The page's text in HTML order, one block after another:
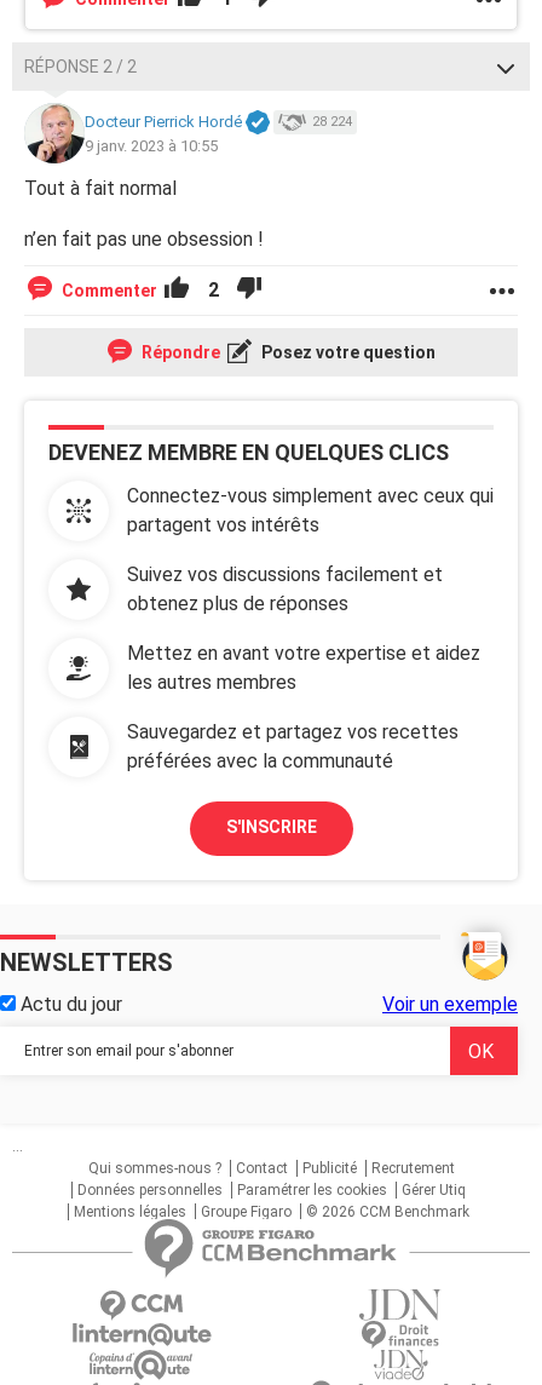
RÉPONSE 2 / 2
Docteur Pierrick Hordé 28 224
9 janv. 2023 à 10:55
Tout à fait normal
n’en fait pas une obsession !
Commenter 2
Répondre Posez votre question
DEVENEZ MEMBRE EN QUELQUES CLICS
Connectez-vous simplement avec ceux qui
partagent vos intérêts
Suivez vos discussions facilement et
obtenez plus de réponses
Mettez en avant votre expertise et aidez
les autres membres
Sauvegardez et partagez vos recettes
préférées avec la communauté
S'INSCRIRE
NEWSLETTERS
Actu du jour Voir un exemple
...
Qui sommes-nous ?
Contact Publicité
Recrutement
Données personnelles
Paramétrer les cookies
Gérer Utiq
Mentions légales
Groupe Figaro © 2026 CCM Benchmark